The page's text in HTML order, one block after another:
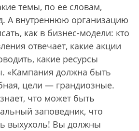
темы, по ее словам,
А внутреннюю организацию
как в бизнес-модели: кто
отвечает, какие акции
какие ресурсы
«Кампания должна быть
цели — грандиозные.
что может быть
заповедник, что
выхухоль! Вы должны